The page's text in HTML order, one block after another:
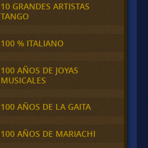
10 GRANDES ARTISTAS
TANGO
100 % ITALIANO
100 AÑOS DE JOYAS
MUSICALES
100 AÑOS DE LA GAITA
100 AÑOS DE MARIACHI